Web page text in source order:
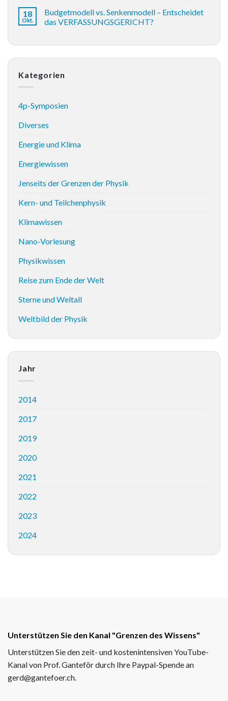
18
Okt.
Budgetmodell vs. Senkenmodell – Entscheidet
das VERFASSUNGSGERICHT?
Kategorien
4p-Symposien
Diverses
Energie und Klima
Energiewissen
Jenseits der Grenzen der Physik
Kern- und Teilchenphysik
Klimawissen
Nano-Vorlesung
Physikwissen
Reise zum Ende der Welt
Sterne und Weltall
Weltbild der Physik
Jahr
2014
2017
2019
2020
2021
2022
2023
2024
Unterstützen Sie den Kanal "Grenzen des Wissens"
Unterstützen Sie den zeit- und kostenintensiven YouTube-
Kanal von Prof. Ganteför durch Ihre Paypal-Spende an
gerd@gantefoer.ch.